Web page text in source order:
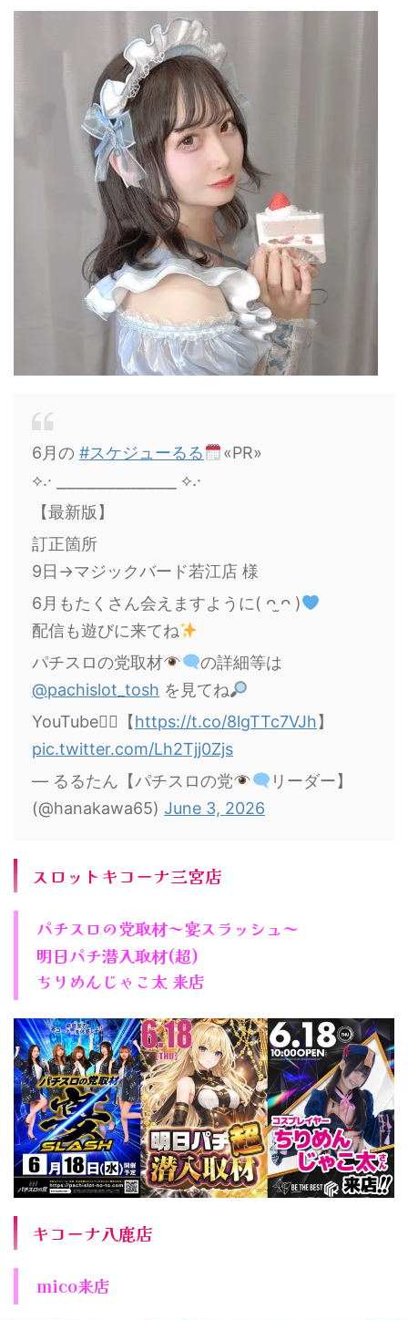
6月の #スケジューるる
«PR»
⟡.· ⎯⎯⎯⎯⎯⎯⎯⎯⎯⎯⎯⎯ ⟡.·
【最新版】
訂正箇所
9日→マジックバード若江店 様
6月もたくさん会えますように( ᴖ ̫ᴖ )
配信も遊びに来てね
パチスロの党取材
の詳細等は
@pachislot_tosh を見てね
YouTube▸⃞【https://t.co/8lgTTc7VJh】
pic.twitter.com/Lh2Tjj0Zjs
— るるたん【パチスロの党
リーダー】
(@hanakawa65) June 3, 2026
スロットキコーナ三宮店
パチスロの党取材～宴スラッシュ～
明日パチ潜入取材(超)
ちりめんじゃこ太 来店
キコーナ八鹿店
mico来店